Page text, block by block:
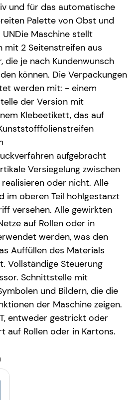
und für das automatische
Palette von Obst und
Maschine stellt
mit 2 Seitenstreifen aus
die je nach Kundenwunsch
können. Die Verpackungen
werden mit: - einem
der Version mit
Klebeetikett, das auf
aufgebracht
Versiegelung zwischen
oder nicht. Alle
im oberen Teil hohlgestanzt
versehen. Alle gewirkten
auf Rollen oder in
werden, was den
Auffüllen des Materials
Vollständige Steuerung
Schnittstelle mit
und Bildern, die die
der Maschine zeigen.
entweder gestrickt oder
auf Rollen oder in Kartons.